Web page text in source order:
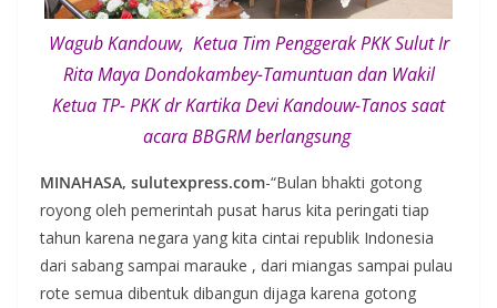
Wagub Kandouw, Ketua Tim Penggerak PKK Sulut Ir
Rita Maya Dondokambey-Tamuntuan dan Wakil
Ketua TP- PKK dr Kartika Devi Kandouw-Tanos saat
acara BBGRM berlangsung
MINAHASA, sulutexpress.com-“Bulan bhakti gotong
royong oleh pemerintah pusat harus kita peringati tiap
tahun karena negara yang kita cintai republik Indonesia
dari sabang sampai marauke , dari miangas sampai pulau
rote semua dibentuk dibangun dijaga karena gotong